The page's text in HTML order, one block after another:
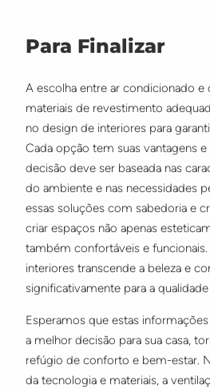
Para Finalizar
A escolha entre ar condicionado
materiais de revestimento
no design de interiores para
Cada opção tem suas vantagens e
decisão deve ser baseada nas
do ambiente e nas necessidades
essas soluções com sabedoria e
criar espaços não apenas
também confortáveis e
interiores transcende a beleza e
significativamente para a
Esperamos que estas
a melhor decisão para sua casa,
refúgio de conforto e bem-estar.
da tecnologia e materiais, a